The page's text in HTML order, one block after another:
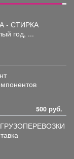
- СТИРКА
год, ...
500 руб.